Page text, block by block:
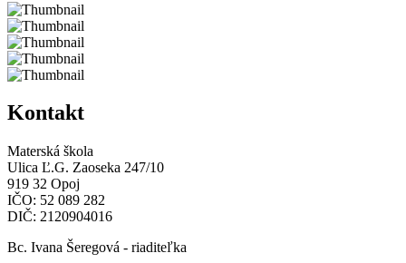
Kontakt
Materská škola
Ulica Ľ.G. Zaoseka 247/10
919 32 Opoj
IČO: 52 089 282
DIČ: 2120904016
Bc. Ivana Šeregová - riaditeľka